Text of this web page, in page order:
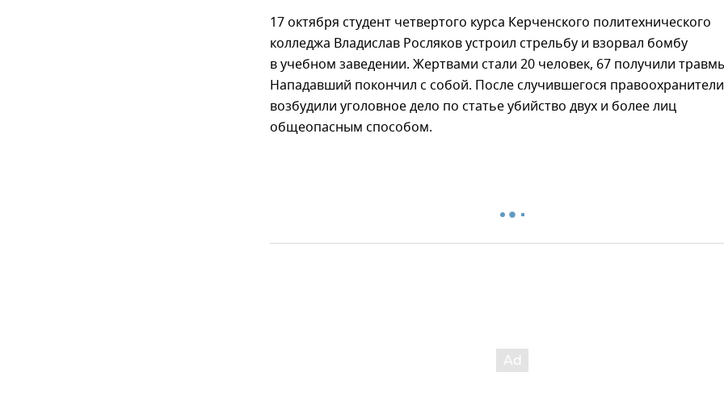
17 октября студент четвертого курса Керченского политехнического
колледжа Владислав Росляков устроил стрельбу и взорвал бомбу
в учебном заведении. Жертвами стали 20 человек, 67 получили
Нападавший покончил с собой. После случившегося правоохранители
возбудили уголовное дело по статье убийство двух и более лиц
общеопасным способом.